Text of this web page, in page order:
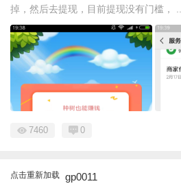
掉，然后去提现，目前提现没有门槛， ...
7460 0
点击重新加载 gp0011